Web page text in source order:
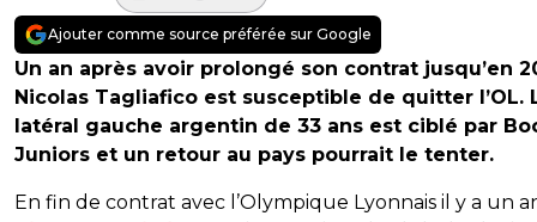
Ajouter comme source préférée sur Google
Un an après avoir prolongé son contrat jusqu’en
Nicolas Tagliafico est susceptible de quitter l’OL.
latéral gauche argentin de 33 ans est ciblé par
Juniors et un retour au pays pourrait le tenter.
En fin de contrat avec l’Olympique Lyonnais il y a un